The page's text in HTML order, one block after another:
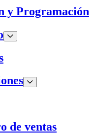
y Programación
de ventas